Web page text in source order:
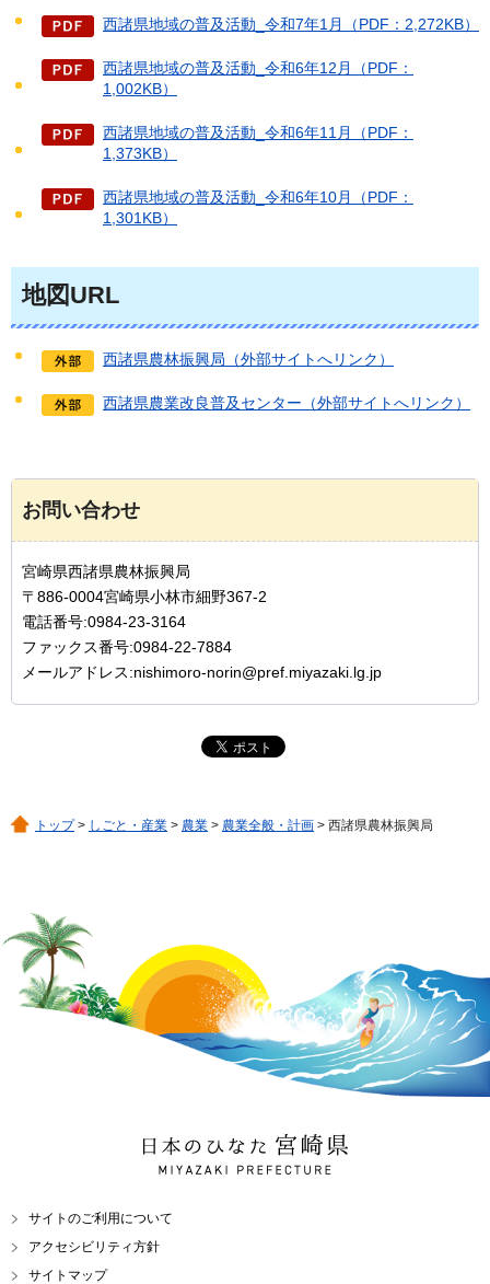
西諸県地域の普及活動_令和7年1月（PDF：2,272KB）
西諸県地域の普及活動_令和6年12月（PDF：
1,002KB）
西諸県地域の普及活動_令和6年11月（PDF：
1,373KB）
西諸県地域の普及活動_令和6年10月（PDF：
1,301KB）
地図URL
西諸県農林振興局（外部サイトへリンク）
西諸県農業改良普及センター（外部サイトへリンク）
お問い合わせ
宮崎県西諸県農林振興局
〒886-0004宮崎県小林市細野367-2
電話番号:0984-23-3164
ファックス番号:0984-22-7884
メールアドレス:nishimoro-norin@pref.miyazaki.lg.jp
トップ> しごと・産業 > 農業 > 農業全般・計画 > 西諸県農林振興局
日本のひなた 宮崎県
MIYAZAKI PREFECTURE
サイトのご利用について
アクセシビリティ方針
サイトマップ